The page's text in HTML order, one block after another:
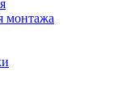
монтажа